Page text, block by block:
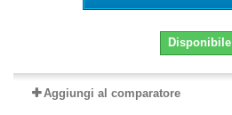
Disponibile
Aggiungi al comparatore